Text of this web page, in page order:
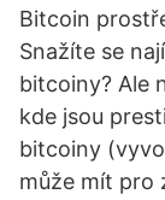
Bitcoin
Snažíte se
bitcoiny? Ale
kde jsou
bitcoiny
může mít pro